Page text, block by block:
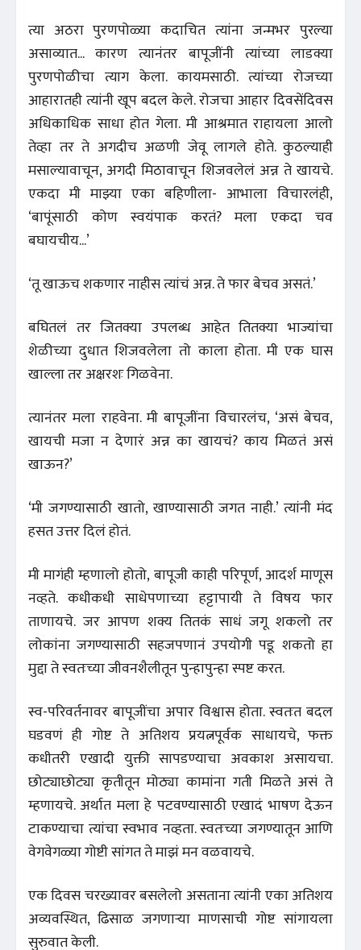
त्या अठरा पुरणपोळ्या कदाचित त्यांना जन्मभर पुरल्या
असाव्यात... कारण त्यानंतर बापूजींनी त्यांच्या लाडक्या
पुरणपोळीचा त्याग केला. कायमसाठी. त्यांच्या रोजच्या
आहारातही त्यांनी खूप बदल केले. रोजचा आहार दिवसेंदिवस
अधिकाधिक साधा होत गेला. मी आश्रमात राहायला आलो
तेव्हा तर ते अगदीच अळणी जेवू लागले होते. कुठल्याही
मसाल्यावाचून, अगदी मिठावाचून शिजवलेलं अन्न ते खायचे.
एकदा मी माझ्या एका बहिणीला- आभाला विचारलंही,
‘बापूंसाठी कोण स्वयंपाक करतं? मला एकदा चव
बघायचीय...’
‘तू खाऊच शकणार नाहीस त्यांचं अन्न. ते फार बेचव असतं.’
बघितलं तर जितक्या उपलब्ध आहेत तितक्या भाज्यांचा
शेळीच्या दुधात शिजवलेला तो काला होता. मी एक घास
खाल्ला तर अक्षरशः गिळवेना.
त्यानंतर मला राहवेना. मी बापूजींना विचारलंच, ‘असं बेचव,
खायची मजा न देणारं अन्न का खायचं? काय मिळतं असं
खाऊन?’
‘मी जगण्यासाठी खातो, खाण्यासाठी जगत नाही.’ त्यांनी मंद
हसत उत्तर दिलं होतं.
मी मागंही म्हणालो होतो, बापूजी काही परिपूर्ण, आदर्श माणूस
नव्हते. कधीकधी साधेपणाच्या हट्टापायी ते विषय फार
ताणायचे. जर आपण शक्य तितकं साधं जगू शकलो तर
लोकांना जगण्यासाठी सहजपणानं उपयोगी पडू शकतो हा
मुद्दा ते स्वतःच्या जीवनशैलीतून पुन्हापुन्हा स्पष्ट करत.
स्व-परिवर्तनावर बापूजींचा अपार विश्वास होता. स्वतःत बदल
घडवणं ही गोष्ट ते अतिशय प्रयत्नपूर्वक साधायचे, फक्त
कधीतरी एखादी युक्ती सापडण्याचा अवकाश असायचा.
छोट्याछोट्या कृतीतून मोठ्या कामांना गती मिळते असं ते
म्हणायचे. अर्थात मला हे पटवण्यासाठी एखादं भाषण देऊन
टाकण्याचा त्यांचा स्वभाव नव्हता. स्वतःच्या जगण्यातून आणि
वेगवेगळ्या गोष्टी सांगत ते माझं मन वळवायचे.
एक दिवस चरख्यावर बसलेलो असताना त्यांनी एका अतिशय
अव्यवस्थित, ढिसाळ जगणाऱ्या माणसाची गोष्ट सांगायला
सुरुवात केली.